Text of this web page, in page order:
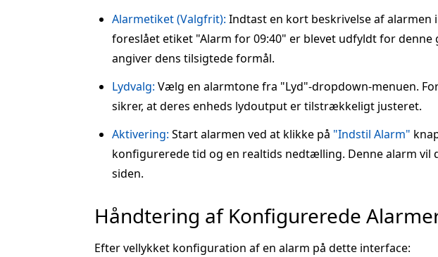
Alarmetiket (Valgfrit): Indtast en kort beskrivelse af
foreslået etiket "Alarm for 09:40" er blevet udfyldt for
angiver dens tilsigtede formål.
Lydvalg: Vælg en alarmtone fra "Lyd"-dropdown-menuen.
sikrer, at deres enheds lydoutput er tilstrækkeligt justeret.
Aktivering: Start alarmen ved at klikke på "Indstil Alarm"
konfigurerede tid og en realtids nedtælling. Denne alarm vil
siden.
Håndtering af Konfigurerede
Efter vellykket konfiguration af en alarm på dette interface: